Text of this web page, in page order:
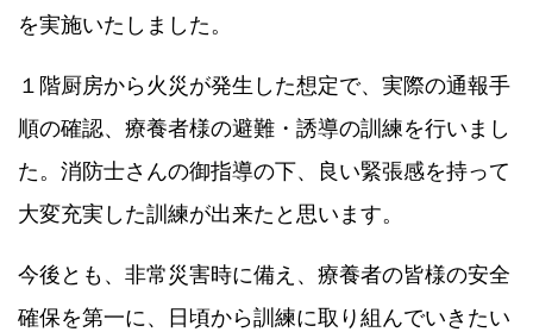
を実施いたしました。
１階厨房から火災が発生した想定で、実際の通報手
順の確認、療養者様の避難・誘導の訓練を行いまし
た。消防士さんの御指導の下、良い緊張感を持って
大変充実した訓練が出来たと思います。
今後とも、非常災害時に備え、療養者の皆様の安全
確保を第一に、日頃から訓練に取り組んでいきたい